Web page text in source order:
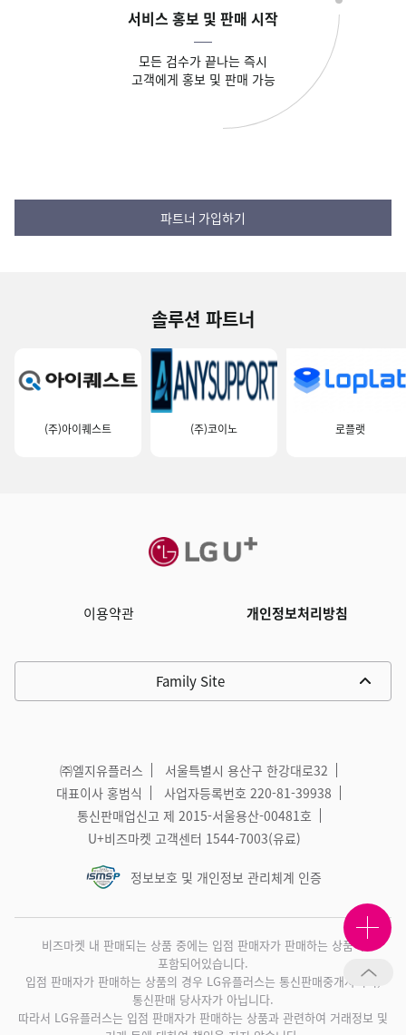
서비스 홍보 및 판매 시작
모든 검수가 끝나는 즉시
고객에게 홍보 및 판매 가능
파트너 가입하기
솔루션 파트너
(주)아이퀘스트 (주)코이노 로플랫
이용약관 개인정보처리방침
Family Site
㈜엘지유플러스
서울특별시 용산구 한강대로32
대표이사 홍범식
사업자등록번호 220-81-39938
통신판매업신고 제 2015-서울용산-00481호
U+비즈마켓 고객센터 1544-7003(유료)
정보보호 및 개인정보 관리체계 인증
비즈마켓 내 판매되는 상품 중에는 입점 판매자가 판매하는 상품이
포함되어있습니다.
입점 판매자가 판매하는 상품의 경우 LG유플러스는 통신판매중개자이며,
통신판매 당사자가 아닙니다.
따라서 LG유플러스는 입점 판매자가 판매하는 상품과 관련하여 거래정보 및